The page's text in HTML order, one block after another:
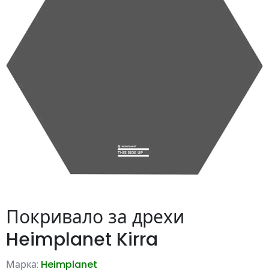
Покривало за дрехи
Heimplanet Kirra
Марка: Heimplanet